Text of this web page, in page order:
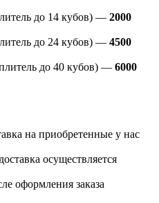
до 14 кубов) — 2000
до 24 кубов) — 4500
до 40 кубов) — 6000
на приобретенные у нас
осуществляется
оформления заказа